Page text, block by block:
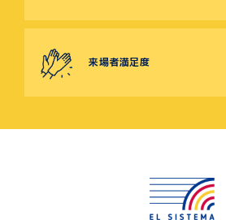
来場者満足度